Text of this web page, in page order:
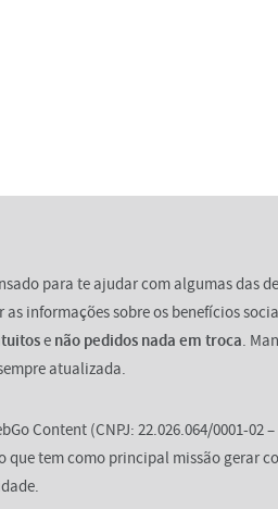
para te ajudar com algumas das
informações sobre os benefícios
e não pedidos nada em troca.
atualizada.
Content (CNPJ: 22.026.064/0001-
que tem como principal missão gerar